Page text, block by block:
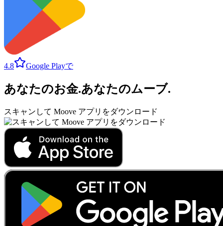
4.8 Google Playで
あなたのお金.あなたのムーブ.
スキャンして Moove アプリをダウンロード